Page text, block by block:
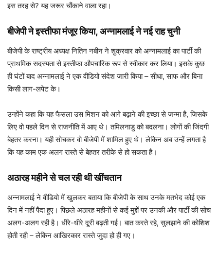
इस तरह से? यह जरूर चौंकाने वाला रहा।
बीजेपी ने इस्तीफा मंजूर किया, अन्नामलाई ने नई राह चुनी
बीजेपी के राष्ट्रीय अध्यक्ष नितिन नबीन ने शुक्रवार को अन्नामलाई का पार्टी की
प्राथमिक सदस्यता से इस्तीफा औपचारिक रूप से स्वीकार कर लिया। इसके कुछ
ही घंटों बाद अन्नामलाई ने एक वीडियो संदेश जारी किया – सीधा, साफ और बिना
किसी लाग-लपेट के।
उन्होंने कहा कि यह फैसला उस मिशन को आगे बढ़ाने की इच्छा से जन्मा है, जिसके
लिए वो पहले दिन से राजनीति में आए थे। तमिलनाडु को बदलना। लोगों की जिंदगी
बेहतर करना। यही सोचकर वो बीजेपी में शामिल हुए थे। लेकिन अब उन्हें लगता है
कि यह काम एक अलग रास्ते से बेहतर तरीके से हो सकता है।
अठारह महीने से चल रही थी खींचतान
अन्नामलाई ने वीडियो में खुलकर बताया कि बीजेपी के साथ उनके मतभेद कोई एक
दिन में नहीं पैदा हुए। पिछले अठारह महीनों से कई मुद्दों पर उनकी और पार्टी की सोच
अलग-अलग रही है। धीरे-धीरे दूरी बढ़ती गई। बात करते रहे, सुलझाने की कोशिश
होती रही – लेकिन आखिरकार रास्ते जुदा हो ही गए।